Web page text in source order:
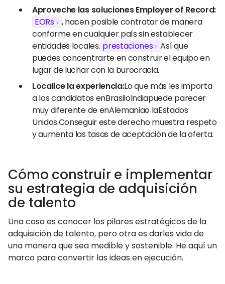
Aproveche las soluciones Employer of Record:
EORs
, hacen posible contratar de manera
conforme en cualquier país sin establecer
entidades locales. prestaciones
Así que
puedes concentrarte en construir el equipo en
lugar de luchar con la burocracia.
Localice la experiencia:Lo que más les importa
a los candidatos enBrasiloIndiapuede parecer
muy diferente de enAlemaniao laEstados
Unidos.Conseguir este derecho muestra respeto
y aumenta las tasas de aceptación de la oferta.
Cómo construir e implementar
su estrategia de adquisición
de talento
Una cosa es conocer los pilares estratégicos de la
adquisición de talento, pero otra es darles vida de
una manera que sea medible y sostenible. He aquí un
marco para convertir las ideas en ejecución.